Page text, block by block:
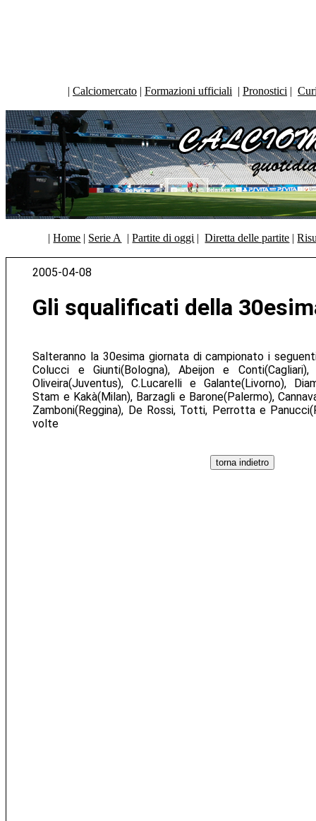
| Calciomercato | Formazioni ufficiali | Pronostici |
|Home | Serie A |Partite di oggi |Diretta delle partite |
2005-04-08
Gli squalificati della
Salteranno la 30esima giornata di campionato i
Colucci e Giunti(Bologna), Abeijon e
Oliveira(Juventus), C.Lucarelli e Galante(Livorno),
Stam e Kakà(Milan), Barzagli e Barone(Palermo),
Zamboni(Reggina), De Rossi, Totti, Perrotta e
volte